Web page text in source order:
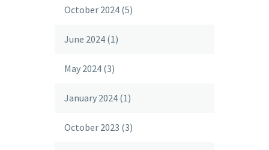
October 2024 (5)
June 2024 (1)
May 2024 (3)
January 2024 (1)
October 2023 (3)